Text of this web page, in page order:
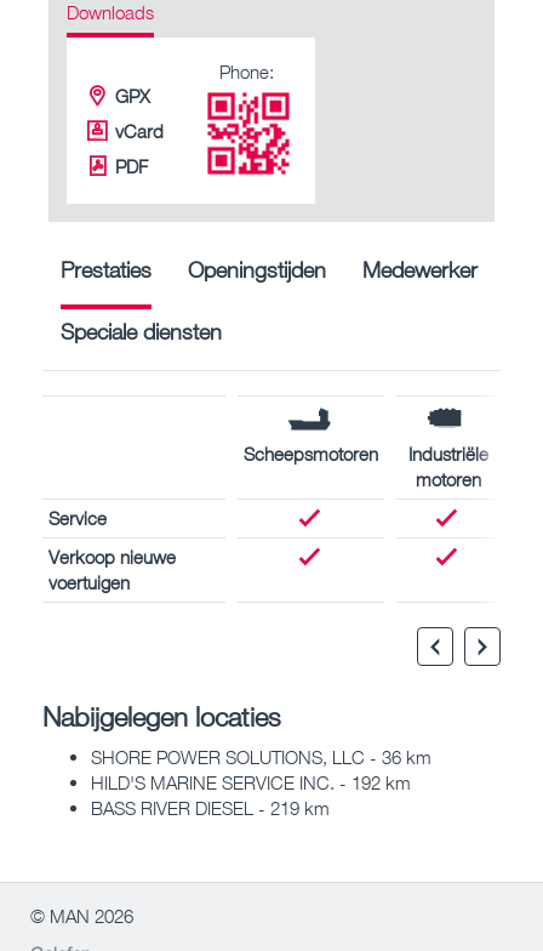
Downloads
GPX
vCard
PDF
Phone:
Prestaties Openingstijden Medewerker
Speciale diensten
Scheepsmotoren
Industriële
motoren
Service
Verkoop nieuwe
voertuigen
Nabijgelegen locaties
SHORE POWER SOLUTIONS, LLC - 36 km
HILD'S MARINE SERVICE INC. - 192 km
BASS RIVER DIESEL - 219 km
© MAN 2026